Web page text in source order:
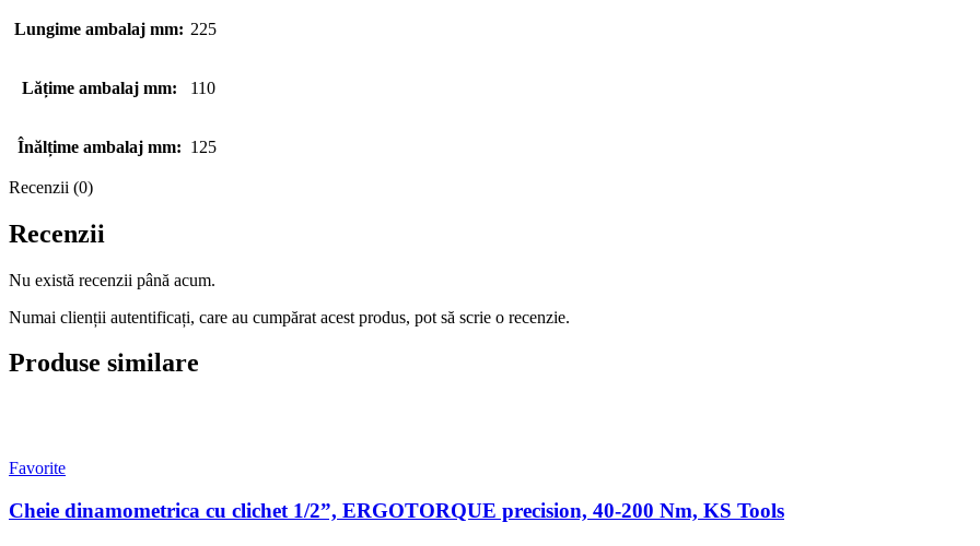
Lungime ambalaj mm: 225
Lățime ambalaj mm: 110
Înălțime ambalaj mm: 125
Recenzii (0)
Recenzii
Nu există recenzii până acum.
Numai clienții autentificați, care au cumpărat acest produs, pot să scrie o recenzie.
Produse similare
Favorite
Cheie dinamometrica cu clichet 1/2”, ERGOTORQUE precision, 40-200 Nm, KS Tools